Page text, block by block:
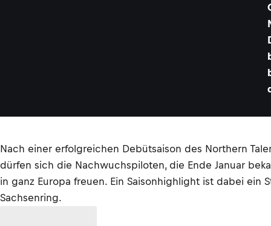
Nach einer erfolgreichen Debütsaison des Northern
dürfen sich die Nachwuchspiloten, die Ende Januar
in ganz Europa freuen. Ein Saisonhighlight ist dabei ein
Sachsenring.